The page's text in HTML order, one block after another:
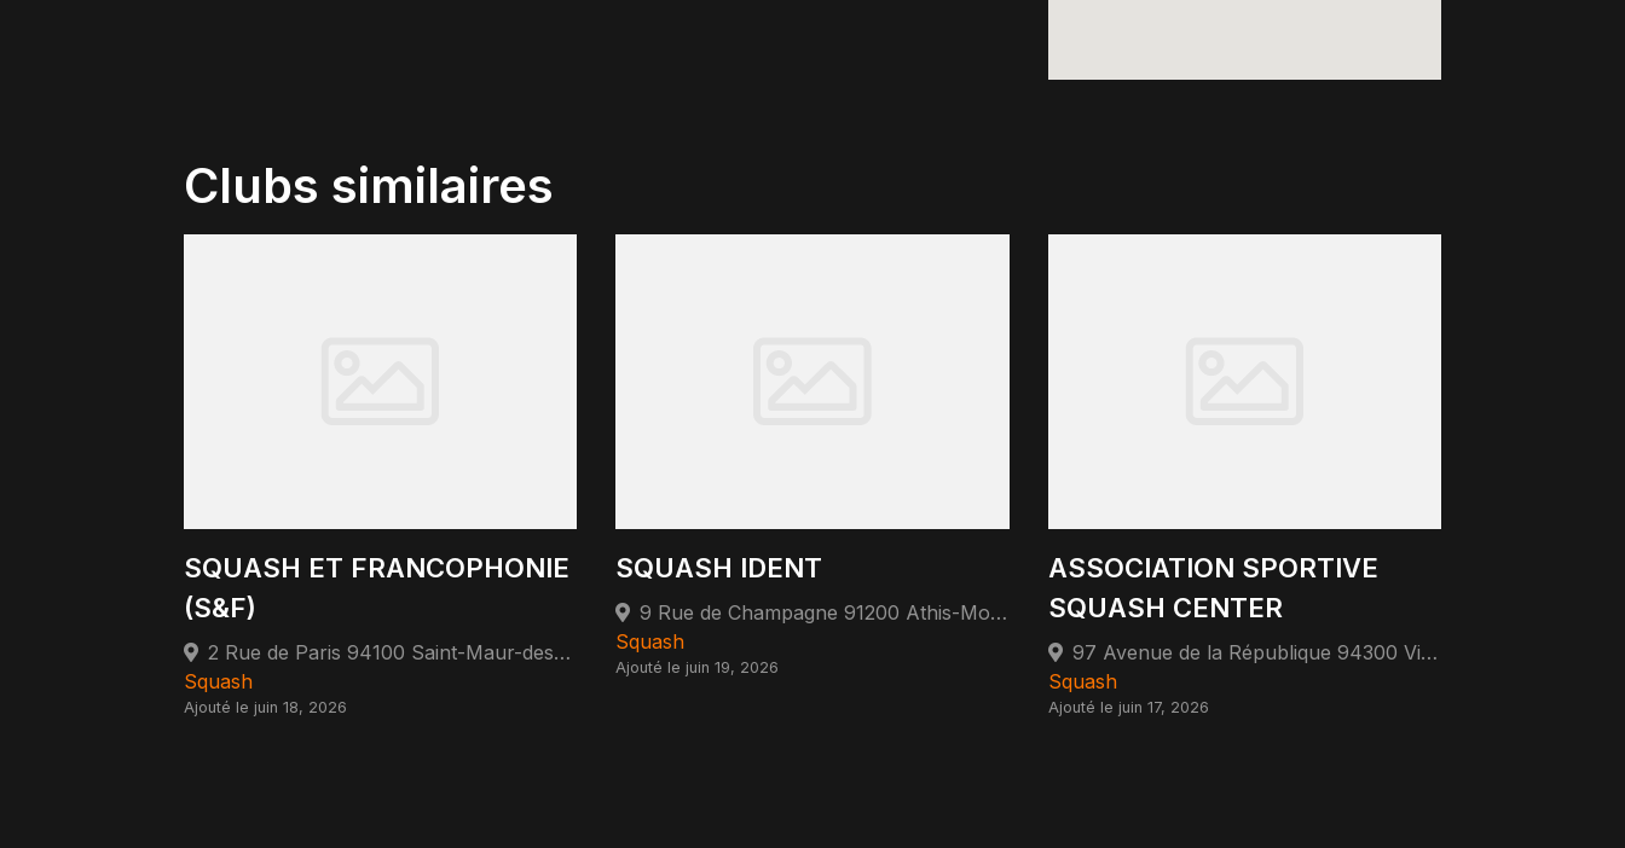
Clubs similaires
SQUASH ET FRANCOPHONIE
(S&F)
2 Rue de Paris 94100 Saint-Maur-des-Fossés
Squash
Ajouté le juin 18, 2026
SQUASH IDENT
9 Rue de Champagne 91200 Athis-Mons
Squash
Ajouté le juin 19, 2026
ASSOCIATION SPORTIVE
SQUASH CENTER
97 Avenue de la République 94300 Vincennes
Squash
Ajouté le juin 17, 2026